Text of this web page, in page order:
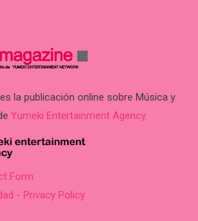
la publicación online sobre Música y
Yumeki Entertainment Agency.
Form
- Privacy Policy